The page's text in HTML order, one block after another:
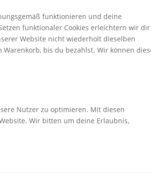
funktionieren und deine
funktionaler Cookies erleichtern wir
Website nicht wiederholt dieselben
bis du bezahlst. Wir können
Nutzer zu optimieren. Mit diesen
Wir bitten um deine Erlaubnis,